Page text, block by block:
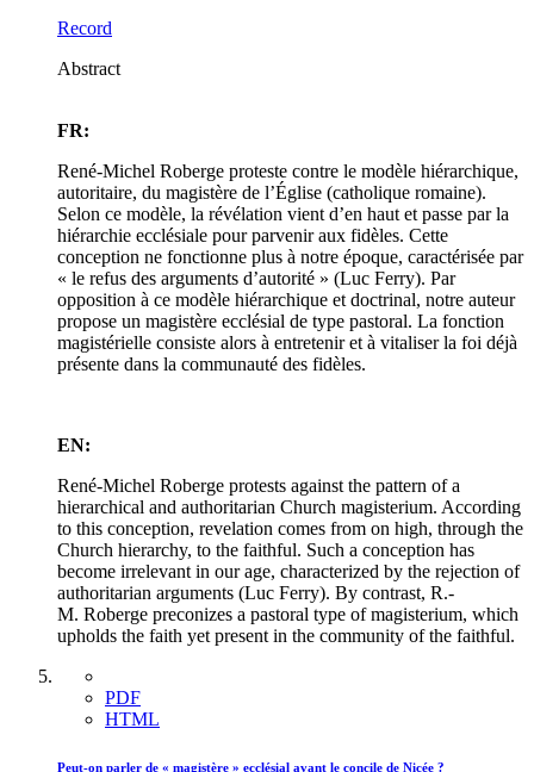
Record
Abstract
FR:
René-Michel Roberge proteste contre le modèle hiérarchique,
autoritaire, du magistère de l’Église (catholique romaine).
Selon ce modèle, la révélation vient d’en haut et passe par la
hiérarchie ecclésiale pour parvenir aux fidèles. Cette
conception ne fonctionne plus à notre époque, caractérisée par
« le refus des arguments d’autorité » (Luc Ferry). Par
opposition à ce modèle hiérarchique et doctrinal, notre auteur
propose un magistère ecclésial de type pastoral. La fonction
magistérielle consiste alors à entretenir et à vitaliser la foi déjà
présente dans la communauté des fidèles.
EN:
René-Michel Roberge protests against the pattern of a
hierarchical and authoritarian Church magisterium. According
to this conception, revelation comes from on high, through the
Church hierarchy, to the faithful. Such a conception has
become irrelevant in our age, characterized by the rejection of
authoritarian arguments (Luc Ferry). By contrast, R.-
M. Roberge preconizes a pastoral type of magisterium, which
upholds the faith yet present in the community of the faithful.
PDF
HTML
Peut-on parler de « magistère » ecclésial avant le concile de Nicée ?